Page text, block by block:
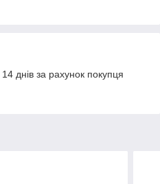
днів за рахунок покупця